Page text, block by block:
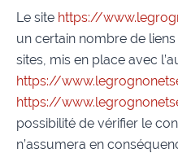
Le site https://
un certain nombre de
sites, mis en place avec
https://
https://
possibilité de vérifier le
n’assumera en